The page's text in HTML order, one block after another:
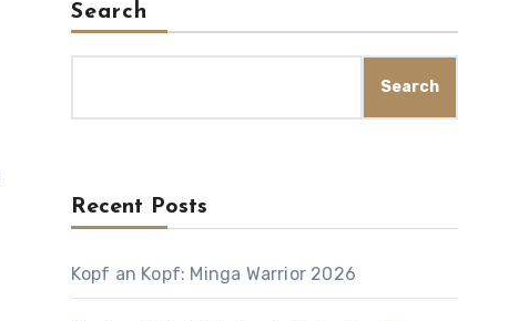
Search
Search
Recent Posts
Kopf an Kopf: Minga Warrior 2026